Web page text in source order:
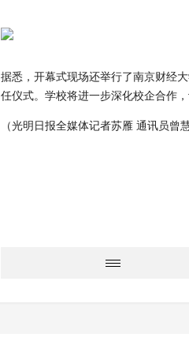
据悉，开幕式现场还举行了南京财经
任仪式。学校将进一步深化校企合作
（光明日报全媒体记者苏雁 通讯员曾慧